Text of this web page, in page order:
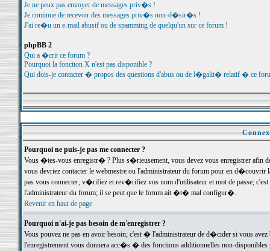
Je ne peux pas envoyer de messages priv�s !
Je continue de recevoir des messages priv�s non-d�sir�s !
J'ai re�u un e-mail abusif ou de spamming de quelqu'un sur ce forum !
phpBB 2
Qui a �crit ce forum ?
Pourquoi la fonction X n'est pas disponible ?
Qui dois-je contacter � propos des questions d'abus ou de l�galit� relatif � ce
Pourquoi ne puis-je pas me connecter ?
Vous �tes-vous enregistr� ? Plus s�rieusement, vous devez vous enregistrer
vous devriez contacter le webmestre ou l'administrateur du forum pour en
pas vous connecter, v�rifiez et rev�rifiez vos nom d'utilisateur et mot de passe;
l'administrateur du forum; il se peut que le forum ait �t� mal configur�.
Revenir en haut de page
Pourquoi n'ai-je pas besoin de m'enregistrer ?
Vous pouvez ne pas en avoir besoin; c'est � l'administrateur de d�cider si vous
l'enregistrement vous donnera acc�s � des fonctions additionnelles non-